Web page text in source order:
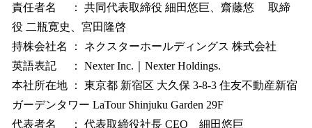
責任者名 ： 共同代表取締役 細田悠巨、齋藤悠 取締
役 二瓶寛史、宮田隆啓
持株会社名 ： ネクスターホールディングス 株式会社
英語表記 ： Nexter Inc.｜Nexter Holdings.
本社所在地 ： 東京都 新宿区 大久保 3-8-3 住友不動産新宿
ガーデンタワー LaTour Shinjuku Garden 29F
代表者名 ： 代表取締役社長 CEO 細田悠巨